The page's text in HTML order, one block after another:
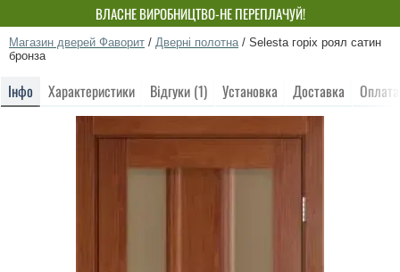
ВЛАСНЕ ВИРОБНИЦТВО-НЕ ПЕРЕПЛАЧУЙ!
Магазин дверей Фаворит / Дверні полотна / Selesta горіх роял сатин
бронза
Інфо Характеристики Відгуки (1) Установка Доставка Оплата